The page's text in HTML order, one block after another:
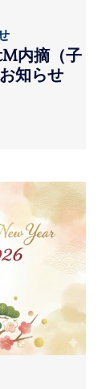
内摘（子
知らせ